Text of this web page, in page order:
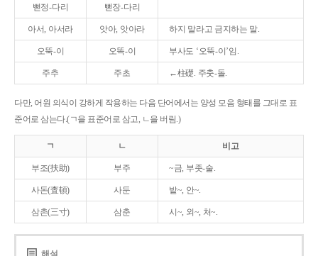
뻗정-다리 뻗장-다리
아서, 아서라 앗아, 앗아라 하지 말라고 금지하는 말.
오뚝-이 오똑-이 부사도 ‘오뚝-이’임.
주추 주초 ←柱礎. 주춧-돌.
다만, 어원 의식이 강하게 작용하는 다음 단어에서는 양성 모음 형태를 그대로 표
준어로 삼는다.(ㄱ을 표준어로 삼고, ㄴ을 버림.)
ㄱ ㄴ 비고
부조(扶助) 부주 ~금, 부좃-술.
사돈(査頓) 사둔 밭~, 안~.
삼촌(三寸) 삼춘 시~, 외~, 처~.
해설